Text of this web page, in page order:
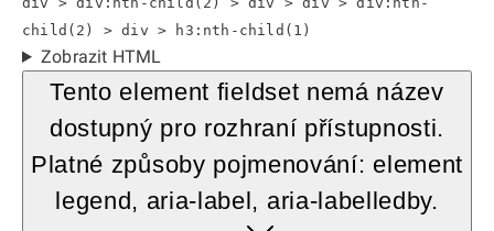
child(2) > div > h3:nth-child(1)
Zobrazit HTML
Tento element fieldset nemá název
dostupný pro rozhraní přístupnosti.
Platné způsoby pojmenování: element
legend, aria-label, aria-labelledby.